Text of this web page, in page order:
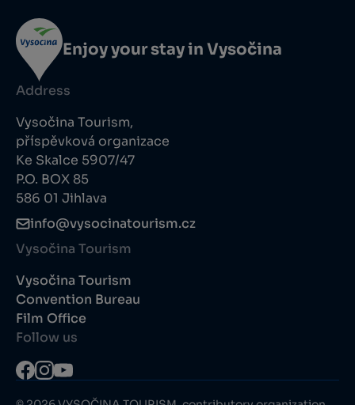
Enjoy your stay in Vysočina
Address
Vysočina Tourism,
příspěvková organizace
Ke Skalce 5907/47
P.O. BOX 85
586 01 Jihlava
info@vysocinatourism.cz
Vysočina Tourism
Vysočina Tourism
Convention Bureau
Film Office
Follow us